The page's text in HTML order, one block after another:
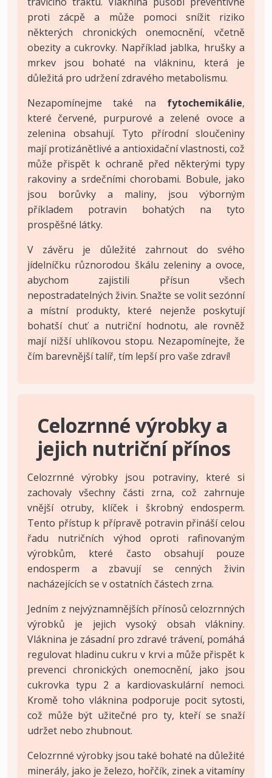
proti zácpě a může pomoci snížit riziko
některých chronických onemocnění, včetně
obezity a cukrovky. Například jablka, hrušky a
mrkev jsou bohaté na vlákninu, která je
důležitá pro udržení zdravého metabolismu.
Nezapomínejme také na fytochemikálie,
které červené, purpurové a zelené ovoce a
zelenina obsahují. Tyto přírodní sloučeniny
mají protizánětlivé a antioxidační vlastnosti, což
může přispět k ochraně před některými typy
rakoviny a srdečními chorobami. Bobule, jako
jsou borůvky a maliny, jsou výborným
příkladem potravin bohatých na tyto
prospěšné látky.
V závěru je důležité zahrnout do svého
jídelníčku různorodou škálu zeleniny a ovoce,
abychom zajistili přísun všech
nepostradatelných živin. Snažte se volit sezónní
a místní produkty, které nejenže poskytují
bohatší chuť a nutriční hodnotu, ale rovněž
mají nižší uhlíkovou stopu. Nezapomínejte, že
čím barevnější talíř, tím lepší pro vaše zdraví!
Celozrnné výrobky a
jejich nutriční přínos
Celozrnné výrobky jsou potraviny, které si
zachovaly všechny části zrna, což zahrnuje
vnější otruby, klíček i škrobný endosperm.
Tento přístup k přípravě potravin přináší celou
řadu nutričních výhod oproti rafinovaným
výrobkům, které často obsahují pouze
endosperm a zbavují se cenných živin
nacházejících se v ostatních částech zrna.
Jedním z nejvýznamnějších přínosů celozrnných
výrobků je jejich vysoký obsah vlákniny.
Vláknina je zásadní pro zdravé trávení, pomáhá
regulovat hladinu cukru v krvi a může přispět k
prevenci chronických onemocnění, jako jsou
cukrovka typu 2 a kardiovaskulární nemoci.
Kromě toho vláknina podporuje pocit sytosti,
což může být užitečné pro ty, kteří se snaží
udržet nebo zhubnout.
Celozrnné výrobky jsou také bohaté na důležité
minerály, jako je železo, hořčík, zinek a vitamíny